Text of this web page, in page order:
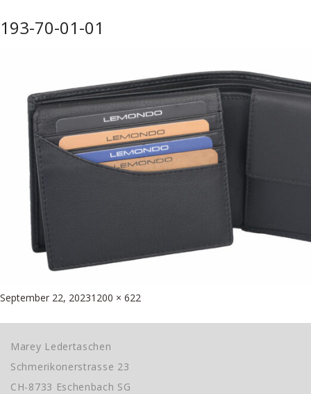
193-70-01-01
Posted
September 22, 2023Full
1200 × 622
Beitragsnavigation
Marey Ledertaschen
Schmerikonerstrasse 23
CH-8733 Eschenbach SG